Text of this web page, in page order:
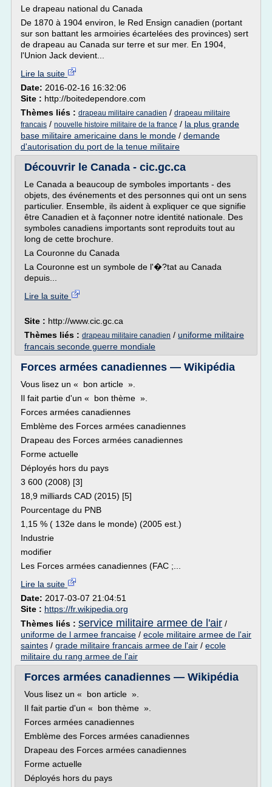
Le drapeau national du Canada
De 1870 à 1904 environ, le Red Ensign canadien (portant
sur son battant les armoiries écartelées des provinces) sert
de drapeau au Canada sur terre et sur mer. En 1904,
l'Union Jack devient...
Lire la suite
Date: 2016-02-16 16:32:06
Site : http://boitedependore.com
Thèmes liés : drapeau militaire canadien / drapeau militaire
francais / nouvelle histoire militaire de la france / la plus grande
base militaire americaine dans le monde / demande
d'autorisation du port de la tenue militaire
Découvrir le Canada - cic.gc.ca
Le Canada a beaucoup de symboles importants - des
objets, des événements et des personnes qui ont un sens
particulier. Ensemble, ils aident à expliquer ce que signifie
être Canadien et à façonner notre identité nationale. Des
symboles canadiens importants sont reproduits tout au
long de cette brochure.
La Couronne du Canada
La Couronne est un symbole de l'�?tat au Canada
depuis...
Lire la suite
Site : http://www.cic.gc.ca
Thèmes liés : drapeau militaire canadien / uniforme militaire
francais seconde guerre mondiale
Forces armées canadiennes — Wikipédia
Vous lisez un « bon article ».
Il fait partie d'un « bon thème ».
Forces armées canadiennes
Emblème des Forces armées canadiennes
Drapeau des Forces armées canadiennes
Forme actuelle
Déployés hors du pays
3 600 (2008) [3]
18,9 milliards CAD (2015) [5]
Pourcentage du PNB
1,15 % ( 132e dans le monde) (2005 est.)
Industrie
modifier
Les Forces armées canadiennes (FAC ;...
Lire la suite
Date: 2017-03-07 21:04:51
Site : https://fr.wikipedia.org
Thèmes liés : service militaire armee de l'air /
uniforme de l armee francaise / ecole militaire armee de l'air
saintes / grade militaire francais armee de l'air / ecole
militaire du rang armee de l'air
Forces armées canadiennes — Wikipédia
Vous lisez un « bon article ».
Il fait partie d'un « bon thème ».
Forces armées canadiennes
Emblème des Forces armées canadiennes
Drapeau des Forces armées canadiennes
Forme actuelle
Déployés hors du pays